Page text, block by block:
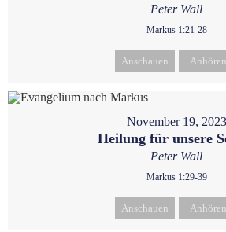
Peter Wall
Markus 1:21-28
Anschauen Anhören
November 19, 2023
Heilung für unsere
Peter Wall
Markus 1:29-39
Anschauen Anhören